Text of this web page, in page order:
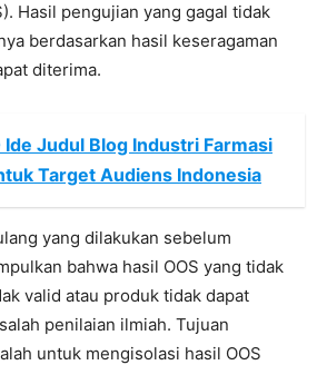
Hasil pengujian yang gagal tidak
berdasarkan hasil keseragaman
diterima.
Ide Judul Blog Industri Farmasi
Target Audiens Indonesia
yang dilakukan sebelum
bahwa hasil OOS yang tidak
valid atau produk tidak dapat
penilaian ilmiah. Tujuan
untuk mengisolasi hasil OOS